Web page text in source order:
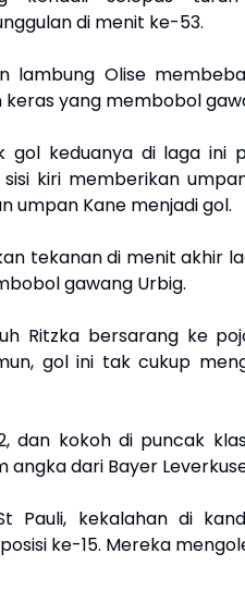
di menit ke-53.
lambung Olise
yang membobol
gol keduanya di laga ini
kiri memberikan
umpan Kane menjadi gol.
tekanan di menit akhir
gawang Urbig.
Ritzka bersarang ke
gol ini tak cukup
dan kokoh di puncak
angka dari Bayer
Pauli, kekalahan di
ke-15. Mereka